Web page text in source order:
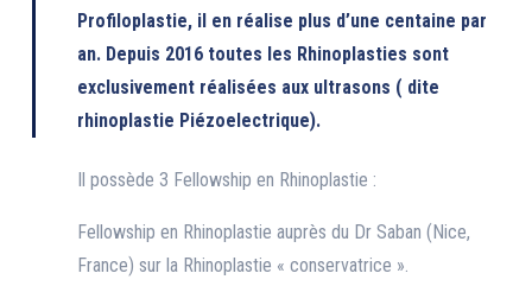
Profiloplastie, il en réalise plus d’une centaine par
an. Depuis 2016 toutes les Rhinoplasties sont
exclusivement réalisées aux ultrasons ( dite
rhinoplastie Piézoelectrique).
Il possède 3 Fellowship en Rhinoplastie :
Fellowship en Rhinoplastie auprès du Dr Saban (Nice,
France) sur la Rhinoplastie « conservatrice ».